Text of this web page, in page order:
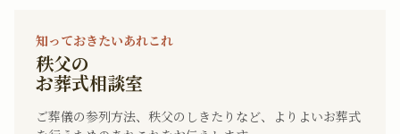
知っておきたいあれこれ
秩父の
お葬式相談室
ご葬儀の参列方法、秩父のしきたりなど、よりよいお葬式